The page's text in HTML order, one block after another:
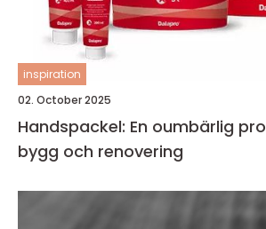
inspiration
02. October 2025
Handspackel: En oumbärlig
bygg och renovering